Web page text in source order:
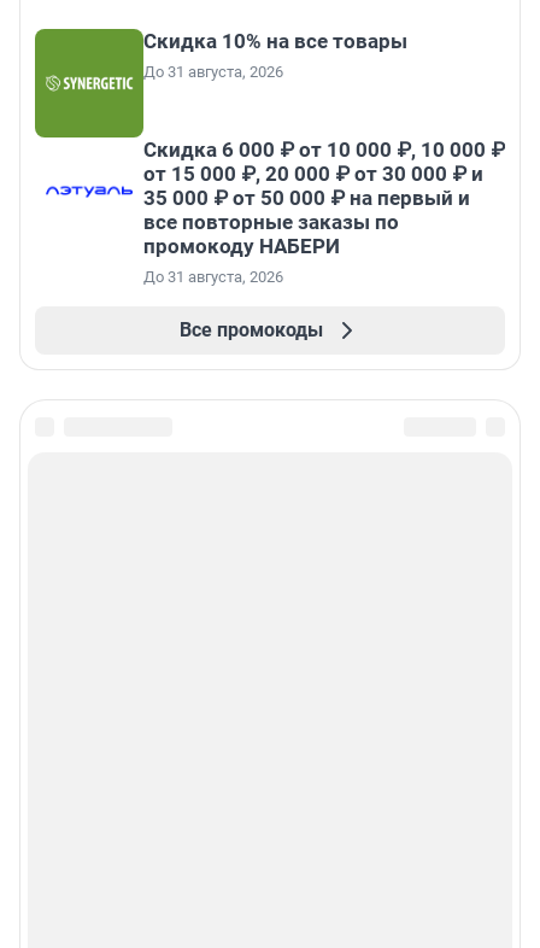
Скидка 10% на все товары
До 31 августа, 2026
Скидка 6 000 ₽ от 10 000 ₽, 10 000 ₽
от 15 000 ₽, 20 000 ₽ от 30 000 ₽ и
35 000 ₽ от 50 000 ₽ на первый и
все повторные заказы по
промокоду НАБЕРИ
До 31 августа, 2026
Все промокоды